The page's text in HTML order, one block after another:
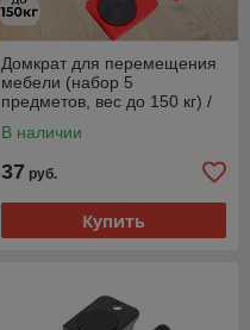
Домкрат для перемещения
мебели (набор 5
предметов, вес до 150 кг) /
В наличии
37 руб.
Купить